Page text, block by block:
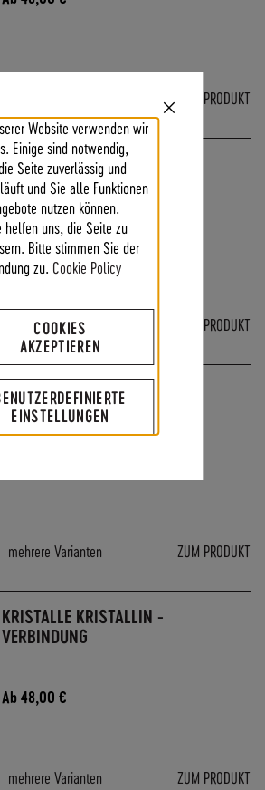
Close
Website verwenden wir
Einige sind notwendig,
Seite zuverlässig und
und Sie alle Funktionen
nutzen können.
helfen uns, die Seite zu
Bitte stimmen Sie der
zu. Cookie Policy
COOKIES
AKZEPTIEREN
EINSTELLUNGEN
ZUM PRODUKT
KRISTALLE GOLD
Ab48,00 €
mehrere Varianten ZUM PRODUKT
KRISTALLE SILBER
mehrere Varianten ZUM PRODUKT
KRISTALLE KRISTALLIN -
VERBINDUNG
Ab48,00 €
mehrere Varianten ZUM PRODUKT